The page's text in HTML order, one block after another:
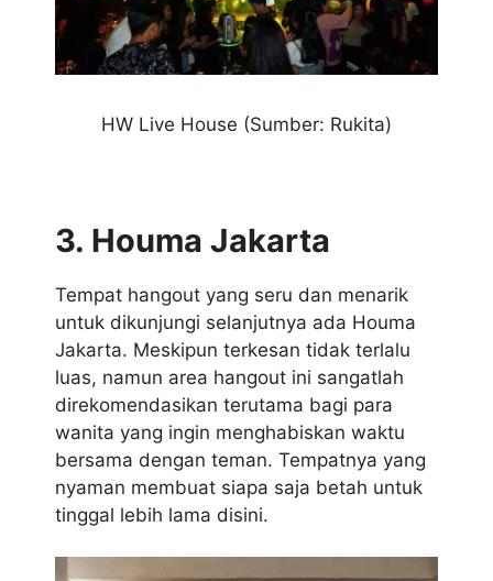
HW Live House (Sumber: Rukita)
3. Houma Jakarta
Tempat hangout yang seru dan menarik
untuk dikunjungi selanjutnya ada Houma
Jakarta. Meskipun terkesan tidak terlalu
luas, namun area hangout ini sangatlah
direkomendasikan terutama bagi para
wanita yang ingin menghabiskan waktu
bersama dengan teman. Tempatnya yang
nyaman membuat siapa saja betah untuk
tinggal lebih lama disini.